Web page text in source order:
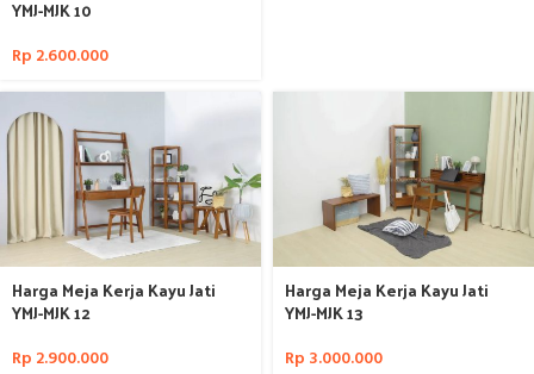
YMJ-MJK 10
Rp 2.600.000
Harga Meja Kerja Kayu Jati
YMJ-MJK 12
Rp 2.900.000
Harga Meja Kerja Kayu Jati
YMJ-MJK 13
Rp 3.000.000